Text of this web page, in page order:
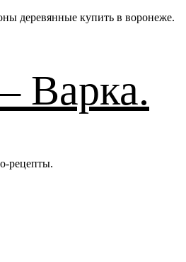
деревянные купить в воронеже.
Варка.
рецепты.